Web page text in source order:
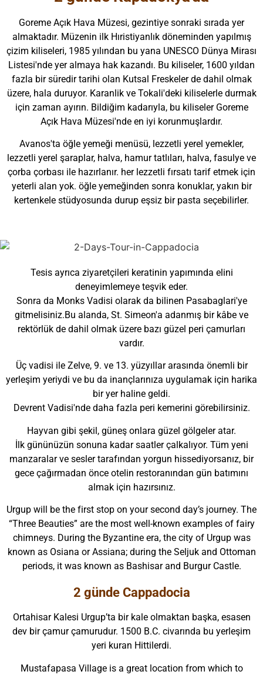
Goreme Açık Hava Müzesi, gezintiye sonraki sırada yer
almaktadır. Müzenin ilk Hıristiyanlık döneminden yapılmış
çizim kiliseleri, 1985 yılından bu yana UNESCO Dünya Mirası
Listesi'nde yer almaya hak kazandı. Bu kiliseler, 1600 yıldan
fazla bir süredir tarihi olan Kutsal Freskeler de dahil olmak
üzere, hala duruyor. Karanlik ve Tokali'deki kiliselerle durmak
için zaman ayırın. Bildiğim kadarıyla, bu kiliseler Goreme
Açık Hava Müzesi'nde en iyi korunmuşlardır.
Avanos'ta öğle yemeği menüsü, lezzetli yerel yemekler,
lezzetli yerel şaraplar, halva, hamur tatlıları, halva, fasulye ve
çorba çorbası ile hazırlanır. her lezzetli fırsatı tarif etmek için
yeterli alan yok. öğle yemeğinden sonra konuklar, yakın bir
kertenkele stüdyosunda durup eşsiz bir pasta seçebilirler.
Tesis ayrıca ziyaretçileri keratinin yapımında elini
deneyimlemeye teşvik eder.
Sonra da Monks Vadisi olarak da bilinen Pasabaglari'ye
gitmelisiniz.Bu alanda, St. Simeon'a adanmış bir kâbe ve
rektörlük de dahil olmak üzere bazı güzel peri çamurları
vardır.
Üç vadisi ile Zelve, 9. ve 13. yüzyıllar arasında önemli bir
yerleşim yeriydi ve bu da inançlarınıza uygulamak için harika
bir yer haline geldi.
Devrent Vadisi'nde daha fazla peri kemerini görebilirsiniz.
Hayvan gibi şekil, güneş onlara güzel gölgeler atar.
İlk gününüzün sonuna kadar saatler çalkalıyor. Tüm yeni
manzaralar ve sesler tarafından yorgun hissediyorsanız, bir
gece çağırmadan önce otelin restoranından gün batımını
almak için hazırsınız.
Urgup will be the first stop on your second day’s journey. The
“Three Beauties” are the most well-known examples of fairy
chimneys. During the Byzantine era, the city of Urgup was
known as Osiana or Assiana; during the Seljuk and Ottoman
periods, it was known as Bashisar and Burgur Castle.
2 günde Cappadocia
Ortahisar Kalesi Urgup’ta bir kale olmaktan başka, esasen
dev bir çamur çamurudur. 1500 B.C. civarında bu yerleşim
yeri kuran Hittilerdi.
Mustafapasa Village is a great location from which to